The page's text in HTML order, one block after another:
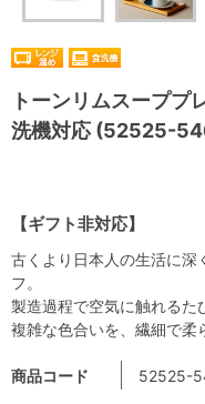
トーンリムスーププ
洗機対応 (52525-
【ギフト非対応】
商品コード 52525-
古くより日本人の生活に深
フ。
製造過程で空気に触れるた
複雑な色合いを、繊細で柔